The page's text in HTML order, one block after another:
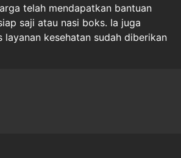
telah mendapatkan bantuan
saji atau nasi boks. Ia juga
layanan kesehatan sudah diberikan